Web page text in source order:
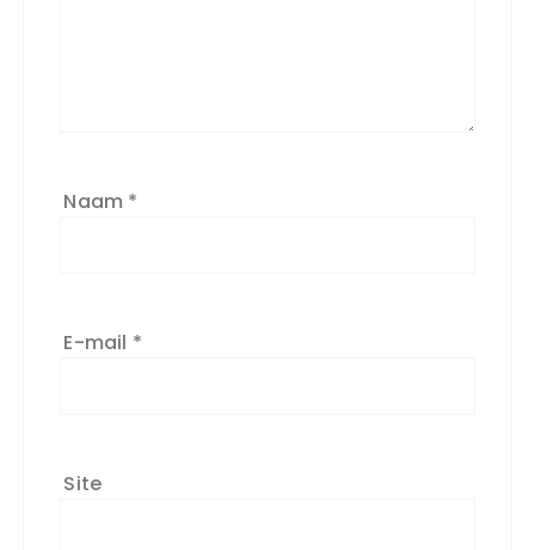
Naam *
E-mail *
Site